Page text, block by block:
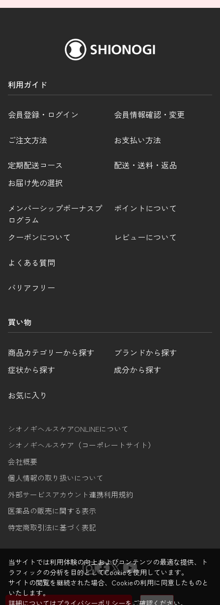
利用ガイド
会員登録・ログイン 会員情報確認・変更
ご注文方法 お支払い方法
定期配送コース
配送・送料・返品
お届け先の選択
メンバーシップボーナスプ
ログラム
ポイントについて
クーポンについて レビューについて
よくある質問
バリアフリー
買い物
商品カテゴリーから探す
ブランドから探す
症状から探す
成分から探す
お気に入り
シオノギヘルスケアONLINEについて
シオノギヘルスケア（コーポレートサイト）
会社概要
個人情報の取り扱いについて
外部サービスアカウント連携利用規約
医薬品の販売に関する表示
特定商取引法に基づく表記
当サイトでは利用体験の向上およびコンテンツの最適な提供、ト
ラフィックの分析を目的としてCookieを使用しています。
サイトの閲覧を継続された場合、Cookieの利用に同意したものと
いたします。